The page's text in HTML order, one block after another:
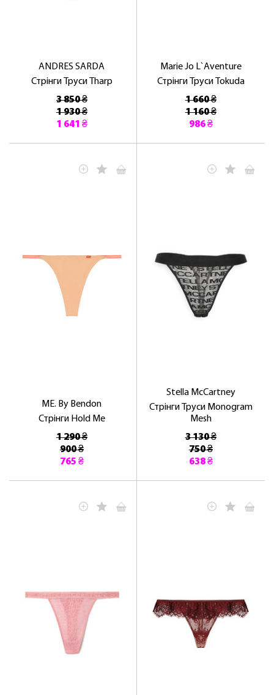
ANDRES SARDA
Стрінги Труси Tharp
3 850 ₴
1 930 ₴
1 641 ₴
Marie Jo L`Aventure
Стрінги Труси Tokuda
1 660 ₴
1 160 ₴
986 ₴
ME. By Bendon
Стрінги Hold Me
1 290 ₴
900 ₴
765 ₴
Stella McCartney
Стрінги Труси Monogram
Mesh
3 130 ₴
750 ₴
638 ₴
ОТРИМАТИ!